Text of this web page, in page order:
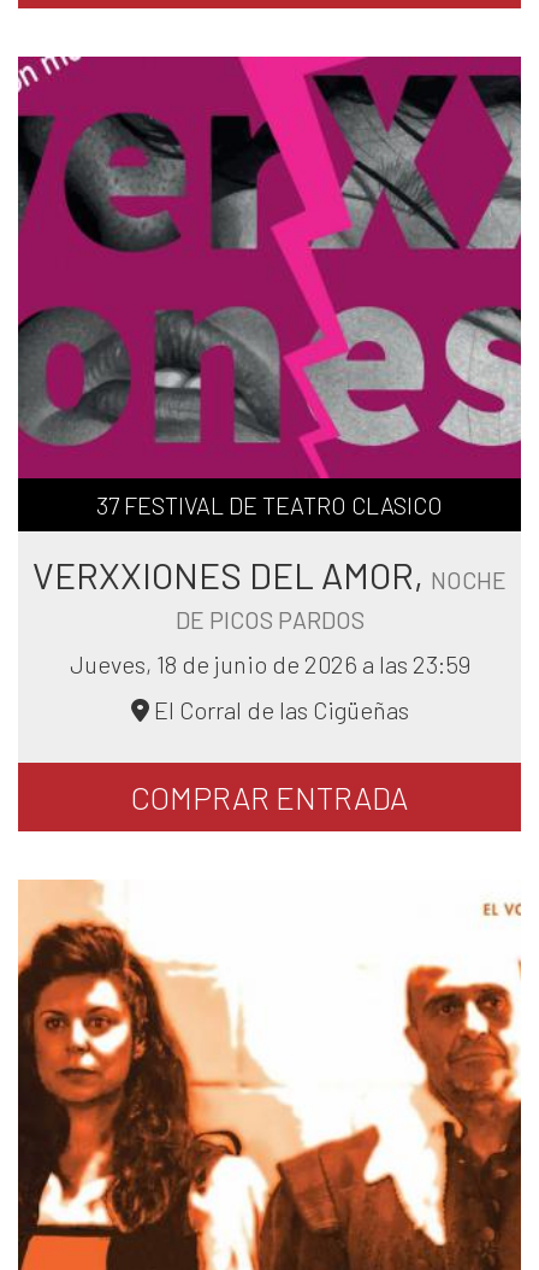
37 FESTIVAL DE TEATRO CLASICO
VERXXIONES DEL AMOR, NOCHE
DE PICOS PARDOS
Jueves, 18 de junio de 2026 a las 23:59
El Corral de las Cigüeñas
COMPRAR ENTRADA